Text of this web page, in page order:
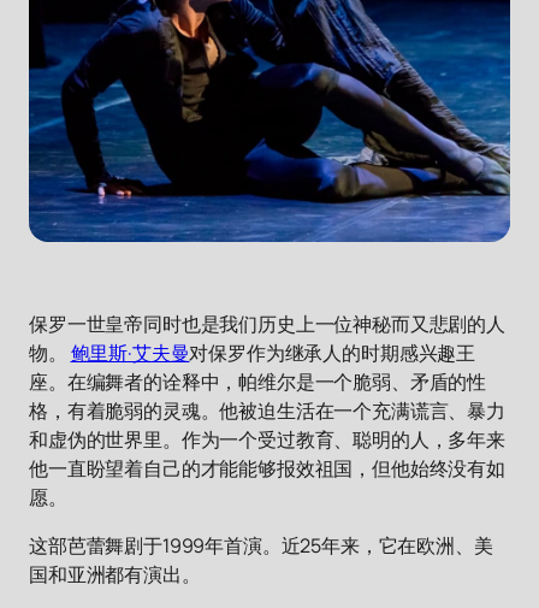
保罗一世皇帝同时也是我们历史上一位神秘而又悲剧的人
物。 鲍里斯·艾夫曼对保罗作为继承人的时期感兴趣王
座。在编舞者的诠释中，帕维尔是一个脆弱、矛盾的性
格，有着脆弱的灵魂。他被迫生活在一个充满谎言、暴力
和虚伪的世界里。作为一个受过教育、聪明的人，多年来
他一直盼望着自己的才能能够报效祖国，但他始终没有如
愿。
这部芭蕾舞剧于1999年首演。近25年来，它在欧洲、美
国和亚洲都有演出。